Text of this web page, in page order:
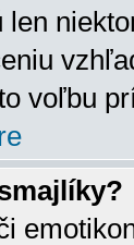
len
voľbu